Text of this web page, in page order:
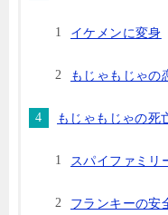
イケメンに変身
もじゃもじゃの
もじゃもじゃの死
スパイファミリ
フランキーの安